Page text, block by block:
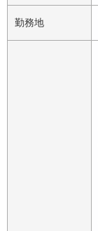
勤務地